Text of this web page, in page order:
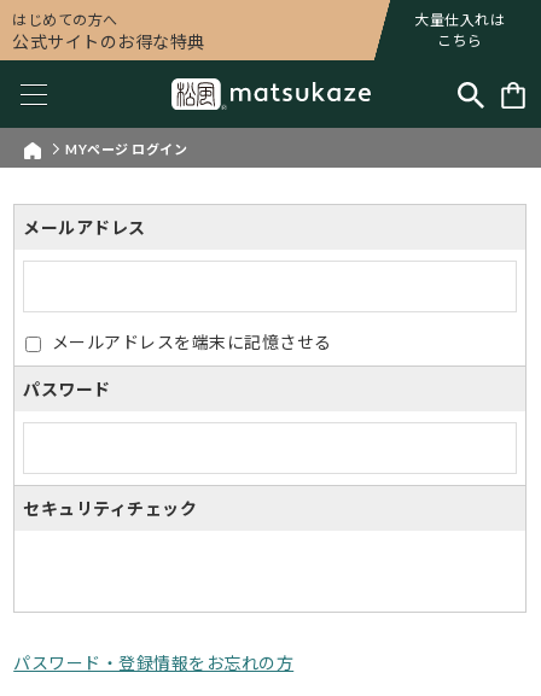
はじめての方へ
公式サイトのお得な特典
大量仕入れは
こちら
MYページ ログイン
メールアドレス
メールアドレスを端末に記憶させる
パスワード
セキュリティチェック
パスワード・登録情報をお忘れの方